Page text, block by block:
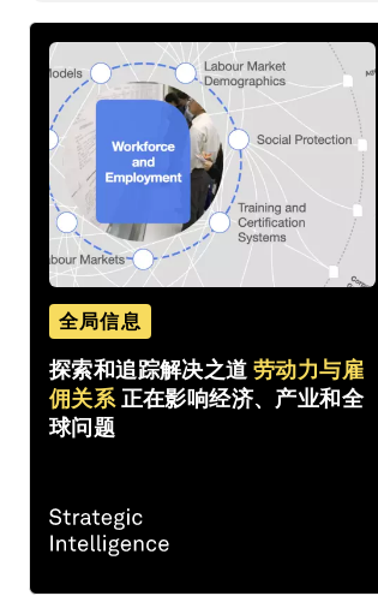
全局信息
探索和追踪解决之道 劳动力与雇
佣关系 正在影响经济、产业和全
球问题